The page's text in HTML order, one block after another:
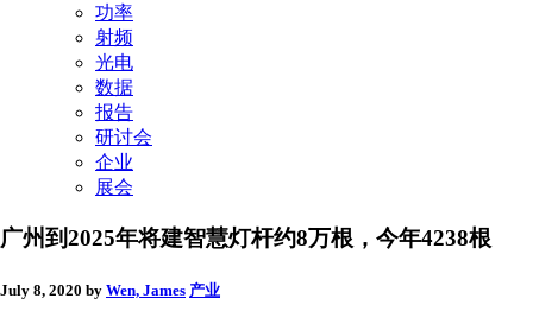
功率
射频
光电
数据
报告
研讨会
企业
展会
广州到2025年将建智慧灯杆约8万根，今年4238根
July 8, 2020 by Wen, James 产业